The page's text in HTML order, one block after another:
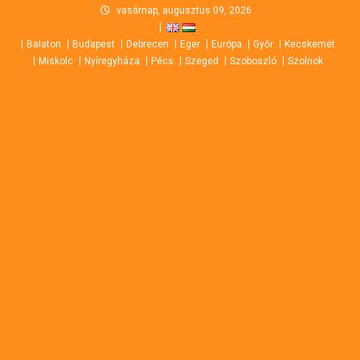
content
vasárnap, augusztus 09, 2026
Balaton Budapest Debrecen Eger Európa Győr
Kecskemét
Miskolc
Nyíregyháza Pécs Szeged Szoboszló Szolnok